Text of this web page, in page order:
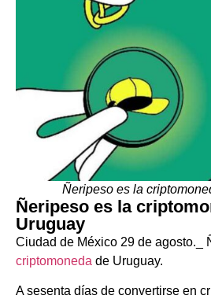
Ñeripeso es la
Ñeripeso es la
Uruguay
Ciudad de México 29 de agosto._
criptomoneda de Uruguay.
A sesenta días de convertirse en